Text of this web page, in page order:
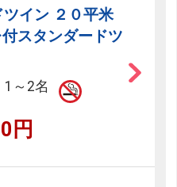
ツイン ２０平米
スタンダードツ
1～2名
円